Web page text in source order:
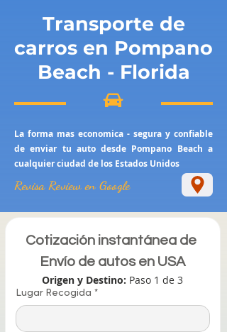
Transporte de
carros en Pompano
Beach - Florida
La forma mas economica - segura y confiable
de enviar tu auto desde Pompano Beach a
cualquier ciudad de los Estados Unidos
Revisa Review en Google
Cotización instantánea de
Envío de autos en USA
Origen y Destino: Paso 1 de 3
Lugar Recogida *